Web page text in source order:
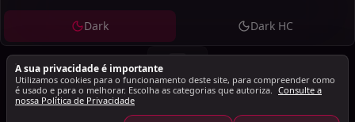
Dark Dark HC
© 2026 SalesMind AI. Todos os direitos reservados.
SalesMind AI PTE Ltd., 160 Robinson Road, #14-04, Singapore Business
A sua privacidade é importante
Utilizamos cookies para o funcionamento deste site, para compreender como
é usado e para o melhorar. Escolha as categorias que autoriza. Consulte a
nossa Política de Privacidade